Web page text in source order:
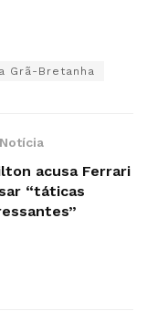
Grã-Bretanha
acusa Ferrari
“táticas